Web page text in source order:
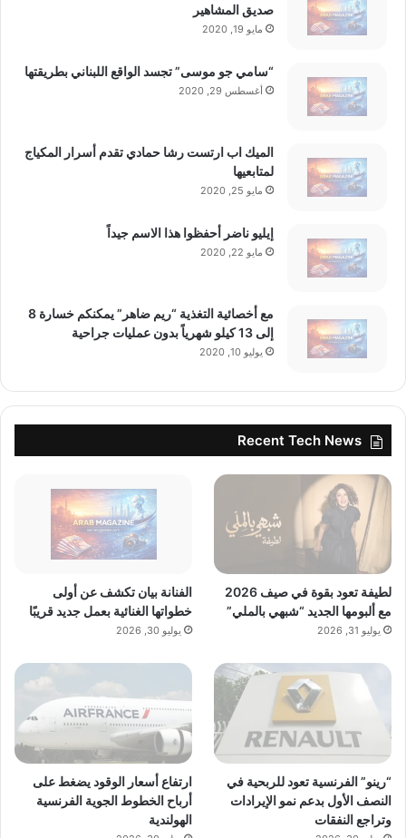
صديق المشاهير
مايو 19, 2020
“سامي جو موسى” تجسد الواقع اللبناني بطريقتها
أغسطس 29, 2020
الميك اب ارتست رشا حمادي تقدم أسرار المكياج
لمتابعيها
مايو 25, 2020
إيليو ناضر أحفظوا هذا الاسم جيداً
مايو 22, 2020
مع أخصائية التغذية “ريم ضاهر” يمكنكم خسارة 8
إلى 13 كيلو شهرياً بدون عمليات جراحية
يوليو 10, 2020
Recent Tech News
لطيفة تعود بقوة في صيف 2026
مع ألبومها الجديد “شبهي بالملي”
يوليو 31, 2026
الفنانة بيان تكشف عن أولى
خطواتها الغنائية بعمل جديد قريبًا
يوليو 30, 2026
“رينو” الفرنسية تعود للربحية في
النصف الأول بدعم نمو الإيرادات
وتراجع النفقات
ارتفاع أسعار الوقود يضغط على
أرباح الخطوط الجوية الفرنسية
الهولندية